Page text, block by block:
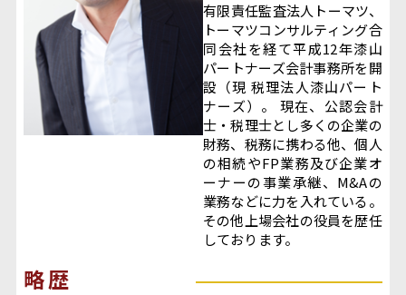
有限責任監査法人トーマツ、
トーマツコンサルティング合
同会社を経て平成12年漆山
パートナーズ会計事務所を開
設（現 税理法人漆山パート
ナーズ）。 現在、公認会計
士・税理士とし多くの企業の
財務、税務に携わる他、個人
の相続やFP業務及び企業オ
ーナーの事業承継、M&Aの
業務などに力を入れている。
その他上場会社の役員を歴任
しております。
略歴